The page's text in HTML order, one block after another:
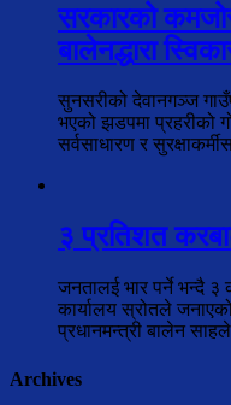
सरकारको
बालेनद्धारा
सुनसरीको देवानगञ्ज
भएको झडपमा प्रहरीको
सर्वसाधारण र
३ प्रतिशत
जनतालई भार पर्ने भन्दै ३
कार्यालय स्रोतले
प्रधानमन्त्री बालेन
Archives